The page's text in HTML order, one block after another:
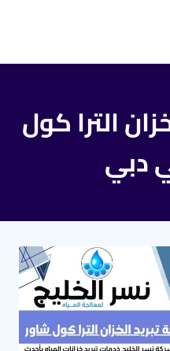
الترا كول
دبي